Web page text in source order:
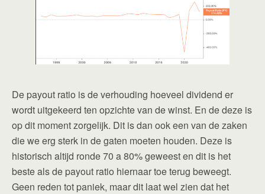
De payout ratio is de verhouding hoeveel dividend er
wordt uitgekeerd ten opzichte van de winst. En de deze is
op dit moment zorgelijk. Dit is dan ook een van de zaken
die we erg sterk in de gaten moeten houden. Deze is
historisch altijd ronde 70 a 80% geweest en dit is het
beste als de payout ratio hiernaar toe terug beweegt.
Geen reden tot paniek, maar dit laat wel zien dat het